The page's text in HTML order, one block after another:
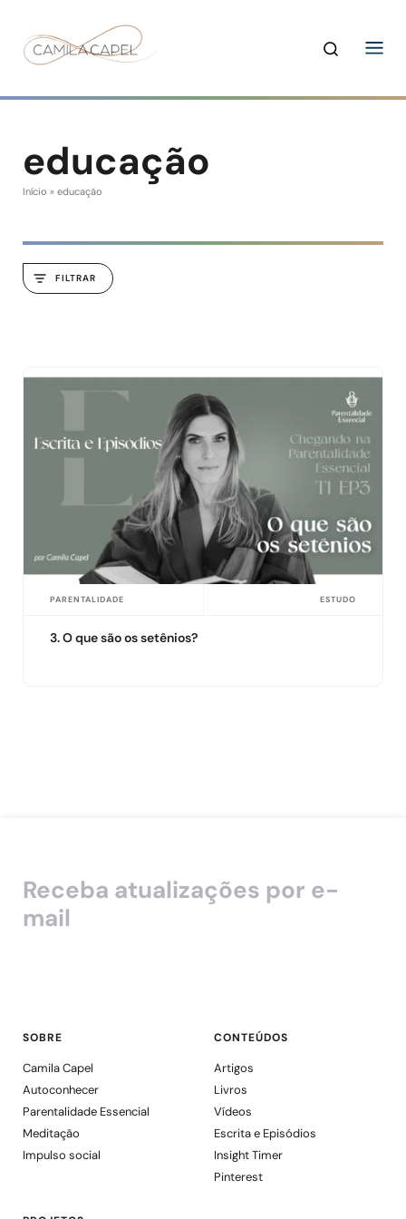
educação
Início » educação
FILTRAR
PARENTALIDADE ESTUDO
3. O que são os setênios?
Receba atualizações por e-
mail
SOBRE
Camila Capel
Autoconhecer
Parentalidade Essencial
Meditação
Impulso social
CONTEÚDOS
Artigos
Livros
Vídeos
Escrita e Episódios
Insight Timer
Pinterest